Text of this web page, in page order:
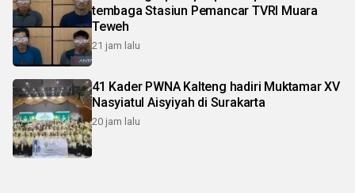
tembaga Stasiun Pemancar TVRI Muara
Teweh
21 jam lalu
41 Kader PWNA Kalteng hadiri Muktamar XV
Nasyiatul Aisyiyah di Surakarta
20 jam lalu